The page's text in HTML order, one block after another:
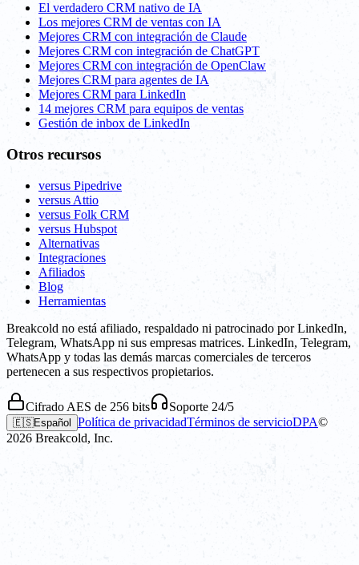
El verdadero CRM nativo de IA
Los mejores CRM de ventas con IA
Mejores CRM con integración de Claude
Mejores CRM con integración de ChatGPT
Mejores CRM con integración de OpenClaw
Mejores CRM para agentes de IA
Mejores CRM para LinkedIn
14 mejores CRM para equipos de ventas
Gestión de inbox de LinkedIn
Otros recursos
versus Pipedrive
versus Attio
versus Folk CRM
versus Hubspot
Alternativas
Integraciones
Afiliados
Blog
Herramientas
Breakcold no está afiliado, respaldado ni patrocinado por LinkedIn,
Telegram, WhatsApp ni sus empresas matrices. LinkedIn, Telegram,
WhatsApp y todas las demás marcas comerciales de terceros
pertenecen a sus respectivos propietarios.
Cifrado AES de 256 bits Soporte 24/5
🇪🇸Español Política de privacidadTérminos de servicioDPA©
2026 Breakcold, Inc.